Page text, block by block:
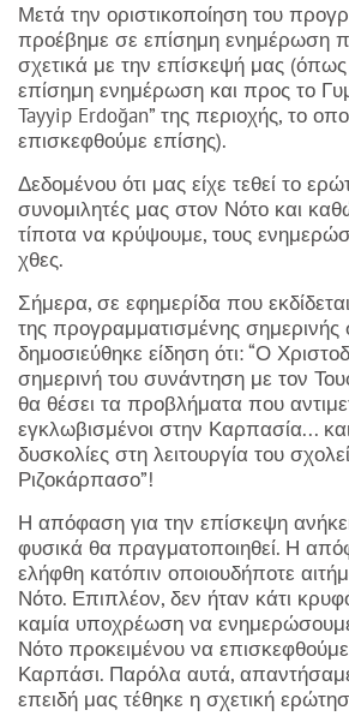
Μετά την οριστικοποίηση του
προέβημε σε επίσημη ενημέρωση
σχετικά με την επίσκεψή μας
επίσημη ενημέρωση και προς το
Tayyip Erdoğan” της περιοχής, το
επισκεφθούμε επίσης).
Δεδομένου ότι μας είχε τεθεί το
συνομιλητές μας στον Νότο και
τίποτα να κρύψουμε, τους
χθες.
Σήμερα, σε εφημερίδα που
της προγραμματισμένης σημερινής
δημοσιεύθηκε είδηση ότι: “Ο
σημερινή του συνάντηση με τον
θα θέσει τα προβλήματα που
εγκλωβισμένοι στην Καρπασία... και
δυσκολίες στη λειτουργία του
Ριζοκάρπασο”!
Η απόφαση για την επίσκεψη
φυσικά θα πραγματοποιηθεί. Η
ελήφθη κατόπιν οποιουδήποτε
Νότο. Επιπλέον, δεν ήταν κάτι
καμία υποχρέωση να
Νότο προκειμένου να
Καρπάσι. Παρόλα αυτά, απαντήσαμε
επειδή μας τέθηκε η σχετική